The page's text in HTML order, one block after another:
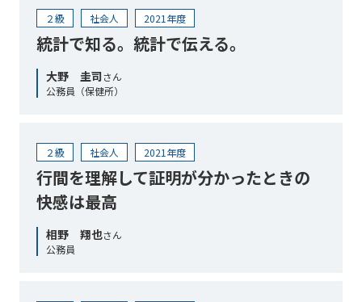
２級 社会人 2021年度
統計で知る。統計で伝える。
大野 圭司さん
公務員（保健所）
２級 社会人 2021年度
行間を理解して証明が分かったときの
快感は最高
相野 翔也さん
公務員